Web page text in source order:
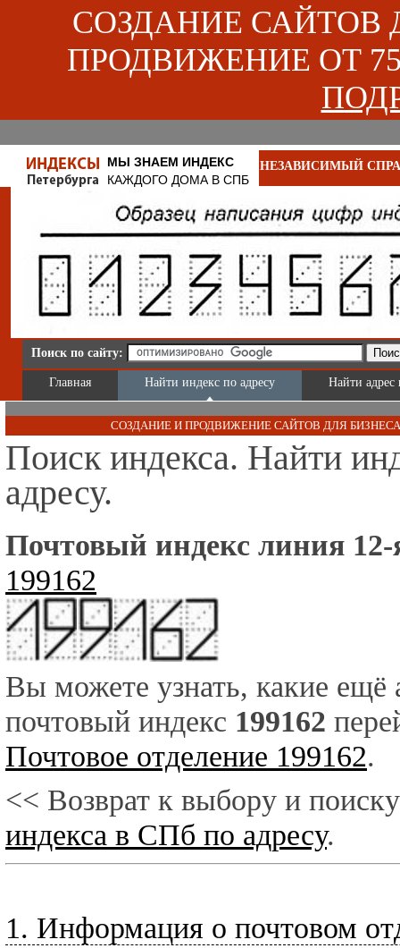
СОЗДАНИЕ САЙТОВ
ПРОДВИЖЕНИЕ ОТ
МЫ ЗНАЕМ ИНДЕКС
КАЖДОГО ДОМА В СПБ
НЕЗАВИСИМЫЙ
Поиск по сайту:
Главная Найти индекс по адресу Найти адрес
СОЗДАНИЕ И ПРОДВИЖЕНИЕ САЙТОВ ДЛЯ
Поиск индекса. Найти
адресу.
Почтовый индекс линия 12-
199162
Вы можете узнать, какие ещё
почтовый индекс 199162
Почтовое отделение 199162.
<< Возврат к выбору и
индекса в СПб по адресу.
1. Информация о почтовом